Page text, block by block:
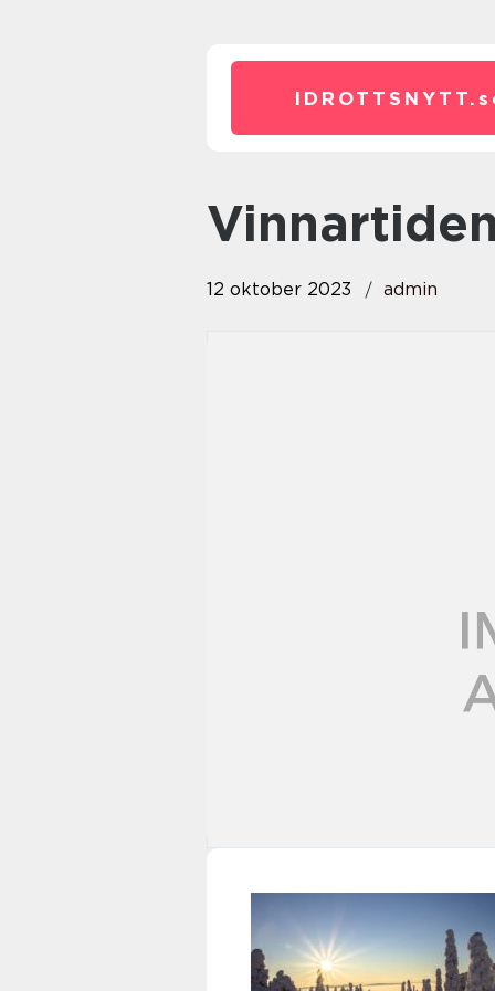
IDROTTSNYTT.
12 oktober 2023 admin